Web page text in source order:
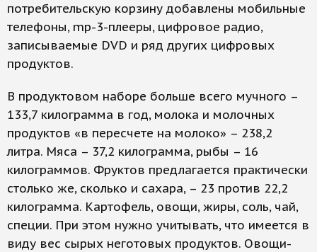
потребительскую корзину добавлены мобильные
телефоны, mp-3-плееры, цифровое радио,
записываемые DVD и ряд других цифровых
продуктов.
В продуктовом наборе больше всего мучного –
133,7 килограмма в год, молока и молочных
продуктов «в пересчете на молоко» – 238,2
литра. Мяса – 37,2 килограмма, рыбы – 16
килограммов. Фруктов предлагается практически
столько же, сколько и сахара, – 23 против 22,2
килограмма. Картофель, овощи, жиры, соль, чай,
специи. При этом нужно учитывать, что имеется в
виду вес сырых неготовых продуктов. Овощи-